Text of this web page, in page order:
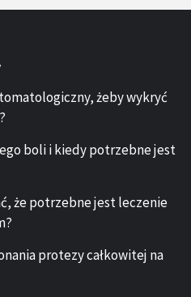
żeby wykryć
boli i kiedy potrzebne jest
że potrzebne jest leczenie
protezy całkowitej na